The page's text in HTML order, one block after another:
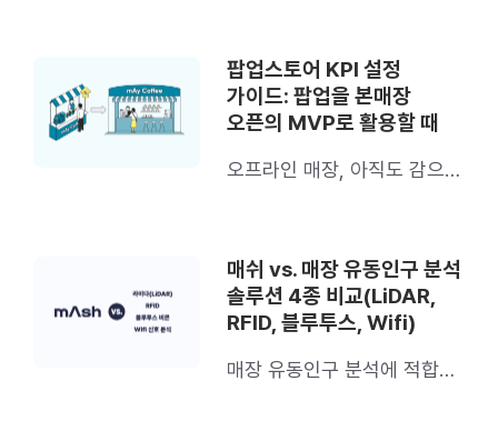
팝업스토어 KPI 설정
가이드: 팝업을 본매장
오픈의 MVP로 활용할 때
오프라인 매장, 아직도 감으로
매쉬 vs. 매장 유동인구 분석
솔루션 4종 비교(LiDAR,
RFID, 블루투스, Wifi)
매장 유동인구 분석에 적합한